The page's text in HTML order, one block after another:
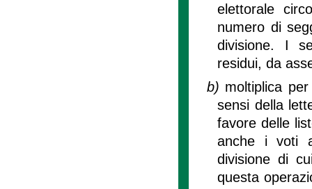
elettorale
numero di
divisione. I
residui, da
b) moltiplica
sensi della
favore delle
anche i voti
divisione di
questa